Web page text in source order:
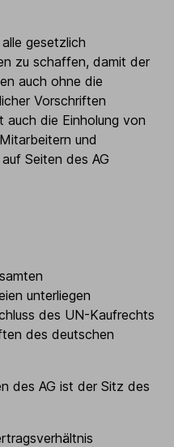
gesetzlich
zu schaffen, damit der
auch ohne die
Vorschriften
auch die Einholung von
und
Seiten des AG
unterliegen
des UN-Kaufrechts
des deutschen
des AG ist der Sitz des